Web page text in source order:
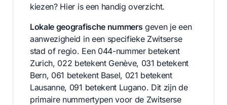
kiezen? Hier is een handig overzicht.
Lokale geografische nummers geven je een
aanwezigheid in een specifieke Zwitserse
stad of regio. Een 044-nummer betekent
Zurich, 022 betekent Genève, 031 betekent
Bern, 061 betekent Basel, 021 betekent
Lausanne, 091 betekent Lugano. Dit zijn de
primaire nummertypen voor de Zwitserse